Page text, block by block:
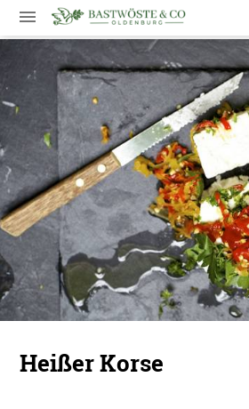
Heißer Korse